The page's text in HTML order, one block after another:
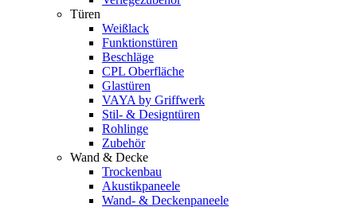
Türen
Weißlack
Funktionstüren
Beschläge
CPL Oberfläche
Glastüren
VAYA by Griffwerk
Stil- & Designtüren
Rohlinge
Zubehör
Wand & Decke
Trockenbau
Akustikpaneele
Wand- & Deckenpaneele